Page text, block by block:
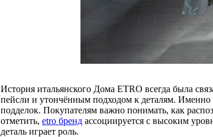
История итальянского Дома ETRO всегда была
пейсли и утончённым подходом к деталям. Именно
подделок. Покупателям важно понимать, как
отметить, etro бренд ассоциируется с высоким
деталь играет роль.